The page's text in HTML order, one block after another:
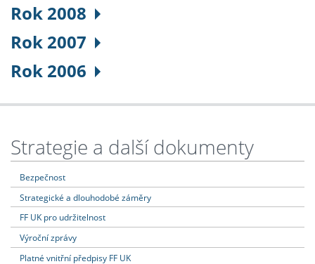
Rok 2008
Rok 2007
Rok 2006
Strategie a další dokumenty
Bezpečnost
Strategické a dlouhodobé záměry
FF UK pro udržitelnost
Výroční zprávy
Platné vnitřní předpisy FF UK